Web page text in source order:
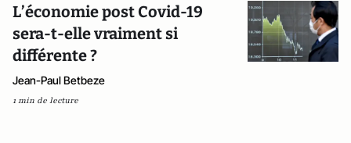
L’économie post Covid-19
sera-t-elle vraiment si
différente ?
Jean-Paul Betbeze
1 min de lecture